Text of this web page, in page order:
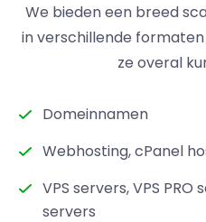
We bieden een breed
in verschillende
ze overal
Domeinnamen
Webhosting, cPanel
VPS servers, VPS
servers